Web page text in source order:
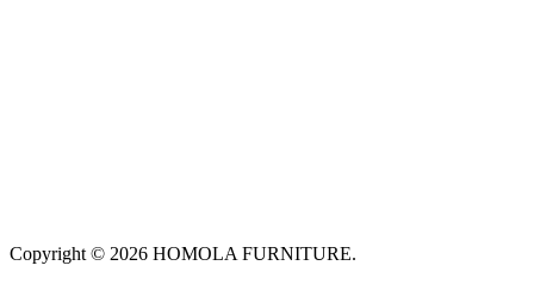
Copyright © 2026 HOMOLA FURNITURE.